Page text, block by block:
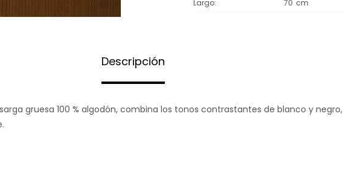
Largo
70
Descripción
gruesa 100 % algodón, combina los tonos contrastantes de blanco y negro,